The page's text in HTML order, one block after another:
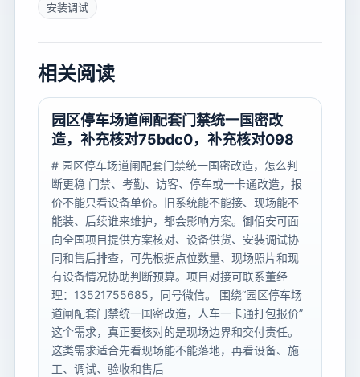
安装调试
相关阅读
园区停车场道闸配套门禁统一国密改
造，补充核对75bdc0，补充核对098
# 园区停车场道闸配套门禁统一国密改造，怎么判
断更稳 门禁、考勤、访客、停车或一卡通改造，报
价不能只看设备单价。旧系统能不能接、现场能不
能装、后续谁来维护，都会影响方案。御佰安可面
向全国项目提供方案核对、设备供货、安装调试协
同和售后排查，可先根据点位数量、现场照片和现
有设备情况协助判断预算。项目对接可联系董经
理：13521755685，同号微信。 围绕“园区停车场
道闸配套门禁统一国密改造，人车一卡通打包报价”
这个需求，真正要核对的是现场边界和交付责任。
这类需求适合先看现场能不能落地，再看设备、施
工、调试、验收和售后